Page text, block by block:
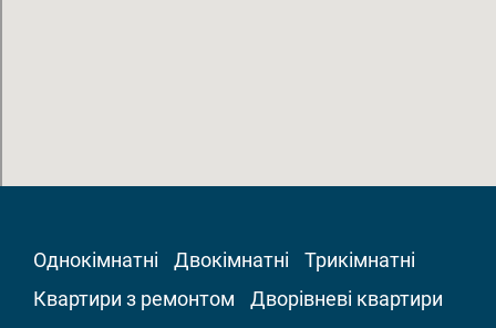
Однокімнатні Двокімнатні
Трикімнатні
Квартири з ремонтом
Дворівневі квартири